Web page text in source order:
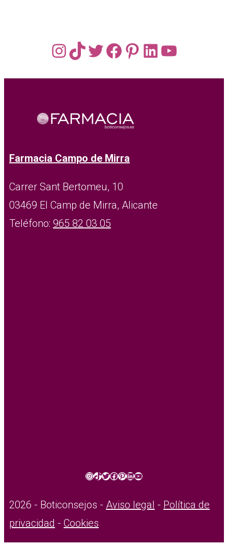
Instagram
TikTok
Twitter
Facebook
Pinterest
LinkedIn
Farmacia Campo de Mirra
Carrer Sant Bertomeu, 10
03469 El Camp de Mirra, Alicante
Teléfono: 965 82 03 05
Instagram
TikTok
Twitter
Facebook
Pinterest
LinkedIn
YouTube
2026 - Boticonsejos - Aviso legal - Política de
privacidad - Cookies